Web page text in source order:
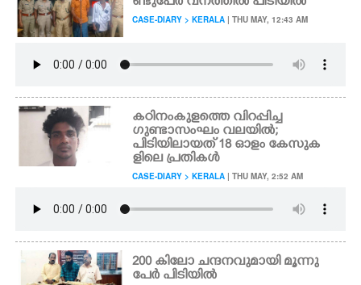
CASE-DIARY > KERALA | THU MAY, 12:43 AM
കഠിനംകുളത്തെ വിറപ്പിച്ച
ഗുണ്ടാസംഘം വലയിൽ;
പിടിയിലായത് 18 ഓളം കേസുക
ളിലെ പ്രതികൾ
CASE-DIARY > KERALA | THU MAY, 2:52 AM
200 കിലോ ചന്ദനവുമായി മൂന്നു
പേർ പിടിയിൽ